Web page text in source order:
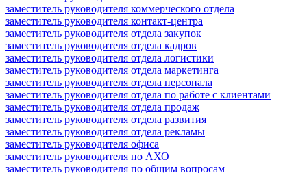
заместитель руководителя коммерческого отдела
заместитель руководителя контакт-центра
заместитель руководителя отдела закупок
заместитель руководителя отдела кадров
заместитель руководителя отдела логистики
заместитель руководителя отдела маркетинга
заместитель руководителя отдела персонала
заместитель руководителя отдела по работе с клиентами
заместитель руководителя отдела продаж
заместитель руководителя отдела развития
заместитель руководителя отдела рекламы
заместитель руководителя офиса
заместитель руководителя по АХО
заместитель руководителя по общим вопросам